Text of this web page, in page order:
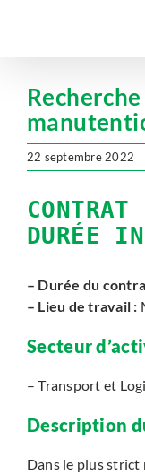
22 septembre 2022
DURÉE
– Durée du
– Lieu de travail :
Secteur
– Transport et
Description
Dans le plus strict